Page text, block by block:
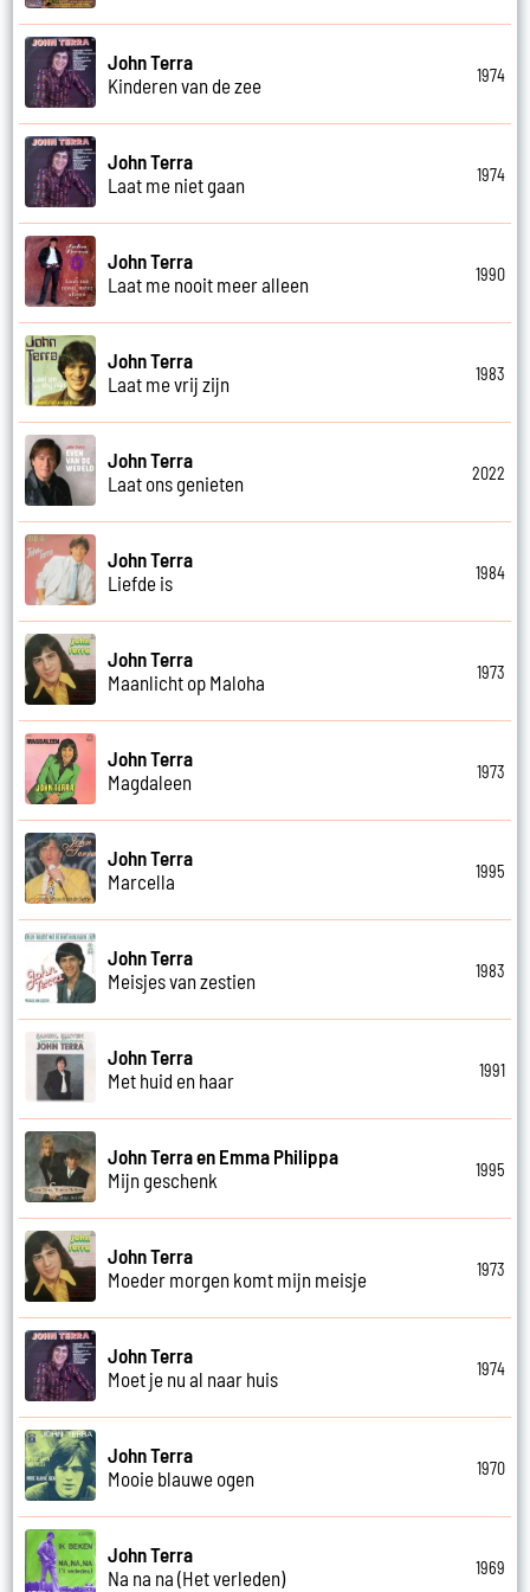
John Terra
Kinderen van de zee
1974
John Terra
Laat me niet gaan
1974
John Terra
Laat me nooit meer alleen
1990
John Terra
Laat me vrij zijn
1983
John Terra
Laat ons genieten
2022
John Terra
Liefde is
1984
John Terra
Maanlicht op Maloha
1973
John Terra
Magdaleen
1973
John Terra
Marcella
1995
John Terra
Meisjes van zestien
1983
John Terra
Met huid en haar
1991
John Terra en Emma Philippa
Mijn geschenk
1995
John Terra
Moeder morgen komt mijn meisje
1973
John Terra
Moet je nu al naar huis
1974
John Terra
Mooie blauwe ogen
1970
John Terra
Na na na (Het verleden)
1969